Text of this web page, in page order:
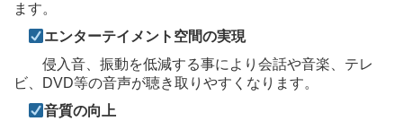
ます。
エンターテイメント空間の実現
侵入音、振動を低減する事により会話や音楽、テレ
ビ、DVD等の音声が聴き取りやすくなります。
音質の向上